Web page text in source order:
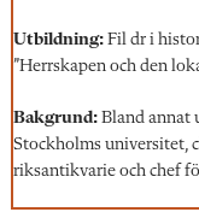
Utbildning: Fil dr i
”Herrskapen och den
Bakgrund: Bland annat
Stockholms universitet,
riksantikvarie och chef